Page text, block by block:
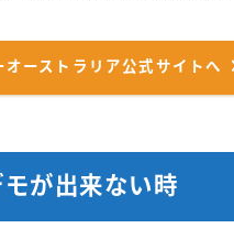
オーストラリア公式サイトへ
が出来ない時